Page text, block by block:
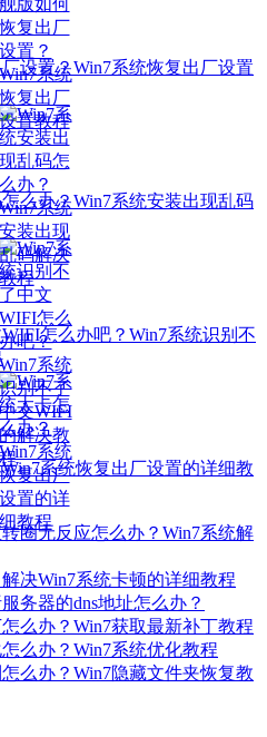
设置？Win7系统恢复出厂设置
么办？Win7系统安装出现乱码
怎么办吧？Win7系统识别不
系统恢复出厂设置的详细教
圈无反应怎么办？Win7系统解
决Win7系统卡顿的详细教程
务器的dns地址怎么办？
么办？Win7获取最新补丁教程
么办？Win7系统优化教程
么办？Win7隐藏文件夹恢复教